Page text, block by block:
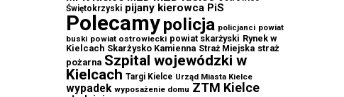
Świętokrzyski pijany kierowca PiS
Polecamypolicja policjanci powiat
buski powiat ostrowiecki powiat skarżyski Rynek w
Kielcach Skarżysko Kamienna Straż Miejska straż
pożarna Szpital wojewódzki w
Kielcach Targi Kielce Urząd Miasta Kielce
wypadek wyposażenie domu ZTM Kielce